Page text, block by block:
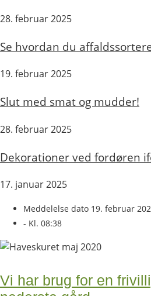
28. februar 2025
Se hvordan du
19. februar 2025
Slut med smat og mudder!
28. februar 2025
Dekorationer ved fordøren
17. januar 2025
Meddelelse dato 19. februar
- Kl. 08:38
Vi har brug for en